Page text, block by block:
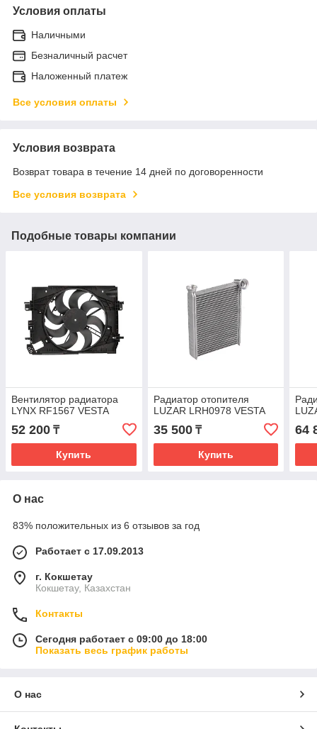
Условия оплаты
Наличными
Безналичный расчет
Наложенный платеж
Все условия оплаты
Условия возврата
Возврат товара в течение 14 дней по договоренности
Все условия возврата
Подобные товары компании
Вентилятор радиатора
LYNX RF1567 VESTA
52 200 ₸
Купить
Радиатор отопителя
LUZAR LRH0978 VESTA
35 500₸
Купить
64
О нас
83% положительных из 6 отзывов за год
Работает с 17.09.2013
г. Кокшетау
Кокшетау, Казахстан
Контакты
Сегодня работает с 09:00 до 18:00
Показать весь график работы
О нас